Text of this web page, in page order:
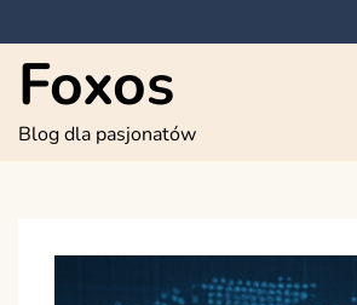
to
content
Foxos
Blog dla pasjonatów